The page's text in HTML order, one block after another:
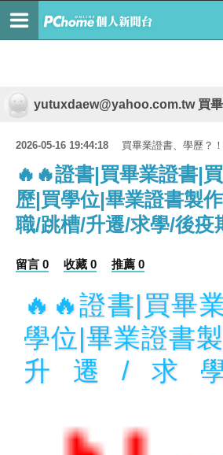
yutuxdaew@yahoo.com.tw 買畢業證書、學歷？！代辦畢業
2026-05-16 19:44:18 買畢業證書、學歷？
🔥🔥證書|買畢業證書|
歷|買學位|畢業證書製
職/跳槽/升遷/求學/後疫
留言 0 收藏 0 推薦 0
🔥🔥證書|買畢
學位|畢業證書
升遷/求